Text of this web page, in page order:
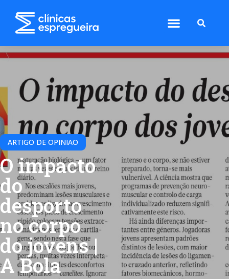
ARTIGO DE OPINIAO
O impacto
do
desporto
no corpo
do jovens |
A Bola